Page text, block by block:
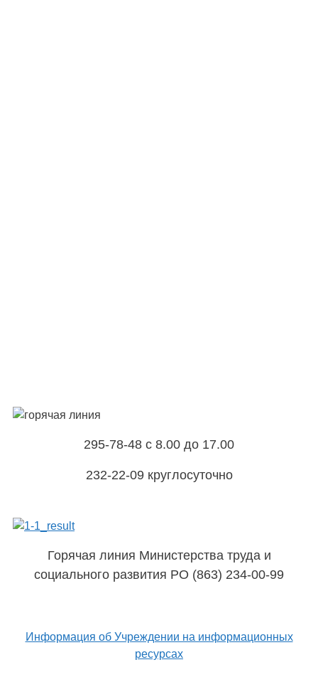
295-78-48 с 8.00 до 17.00
232-22-09 круглосуточно
Горячая линия Министерства труда и
социального развития РО (863) 234-00-99
Информация об Учреждении на информационных
ресурсах